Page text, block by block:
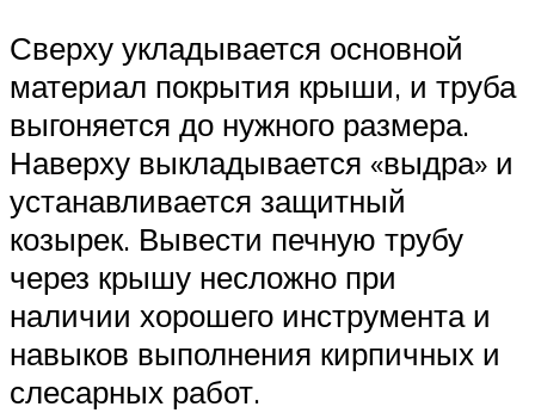
Сверху укладывается основной
материал покрытия крыши, и труба
выгоняется до нужного размера.
Наверху выкладывается «выдра» и
устанавливается защитный
козырек. Вывести печную трубу
через крышу несложно при
наличии хорошего инструмента и
навыков выполнения кирпичных и
слесарных работ.